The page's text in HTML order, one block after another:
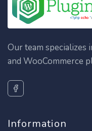
Our team specializes
and WooCommerce
Information